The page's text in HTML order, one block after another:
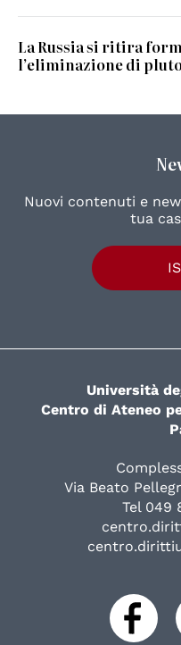
La Russia si ritira
l’eliminazione di
Nuovi contenuti e
tua
Università
Centro di Ateneo
Via Beato
Tel 049